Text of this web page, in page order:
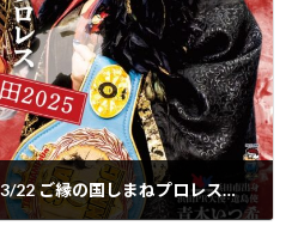
【日高のパートナーはＸ／3/22 ご縁の国しまねプロレス〜益田2025〜】